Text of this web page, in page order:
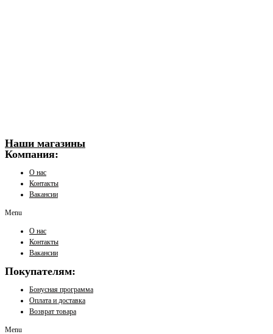
Наши магазины
Компания:
О нас
Контакты
Вакансии
Menu
О нас
Контакты
Вакансии
Покупателям:
Бонусная программа
Оплата и доставка
Возврат товара
Menu